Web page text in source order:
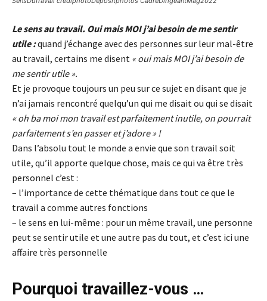
Le sens au travail. Oui mais MOI j’ai besoin de me sentir
utile :quand j’échange avec des personnes sur leur mal-être
au travail, certains me disent « oui mais MOI j’ai besoin de
me sentir utile ».
Et je provoque toujours un peu sur ce sujet en disant que je
n’ai jamais rencontré quelqu’un qui me disait ou qui se disait
« oh ba moi mon travail est parfaitement inutile, on pourrait
parfaitement s’en passer et j’adore » !
Dans l’absolu tout le monde a envie que son travail soit
utile, qu’il apporte quelque chose, mais ce qui va être très
personnel c’est :
– l’importance de cette thématique dans tout ce que le
travail a comme autres fonctions
– le sens en lui-même : pour un même travail, une personne
peut se sentir utile et une autre pas du tout, et c’est ici une
affaire très personnelle
Pourquoi travaillez-vous …